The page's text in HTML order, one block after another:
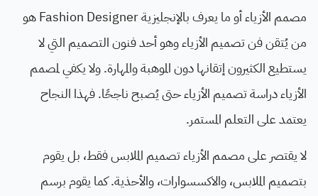
مصمم الأزياء أو ما يعرف بالإنجليزية Fashion Designer هو
من يُتقن فن تصميم الأزياء وهو أحد فنون التصميم التي لا
يستطيع الكثيرون إتقانها دون الموهبة والمهارة. ولا يكفي لمصمم
الأزياء دراسة تصميم الأزياء حتى يُصبح ناجحًا. فهذا النجاح
يعتمد على التعلم المستمر.
لا يقتصر على مصمم الأزياء تصميم الملابس فقط، بل يقوم
بتصميم الملابس، والاكسسوارات، والأحذية. كما يقوم برسم